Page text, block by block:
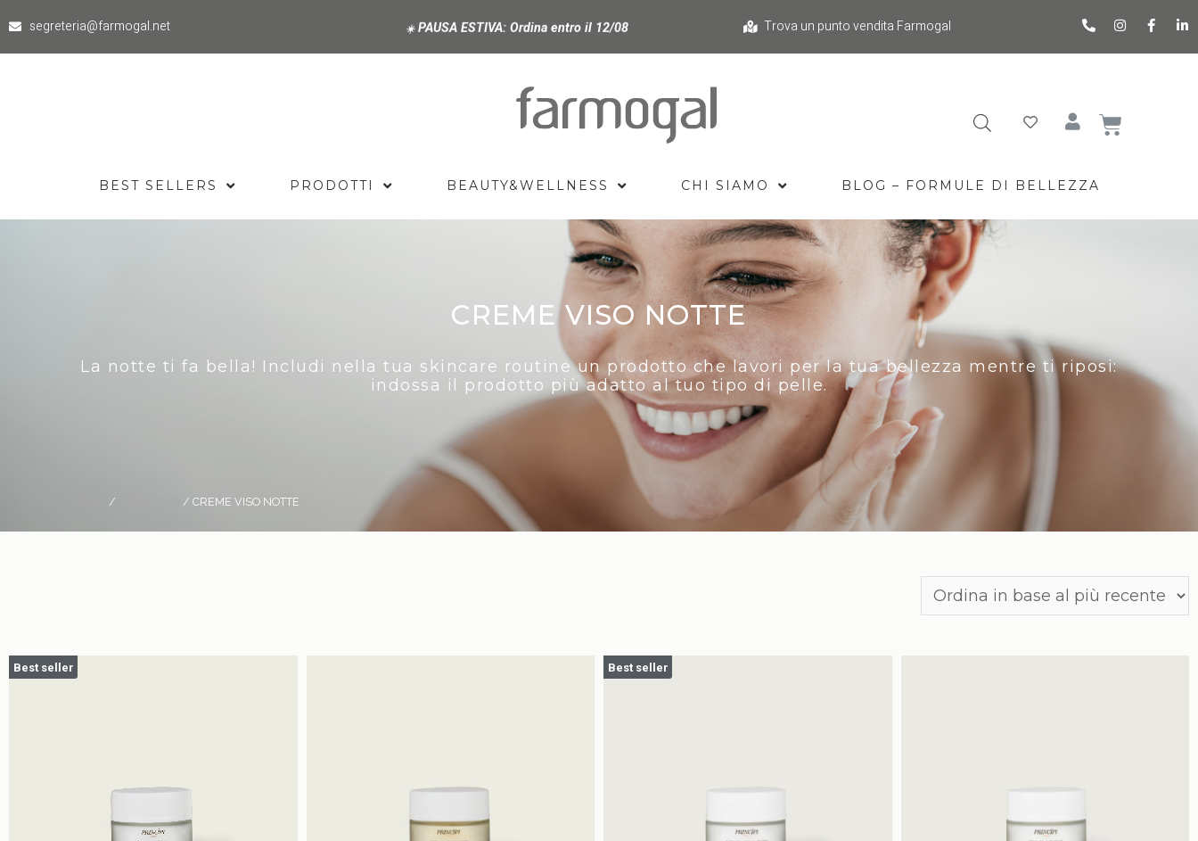
segreteria@farmogal.net ☀️PAUSA ESTIVA: Ordina entro il 12/08 Trova un punto vendita Farmogal
BEST SELLERS PRODOTTI BEAUTY&WELLNESS CHI SIAMO BLOG – FORMULE DI BELLEZZA
CREME VISO NOTTE
La notte ti fa bella! Includi nella tua skincare routine un prodotto che lavori per la tua bellezza mentre ti riposi:
indossa il prodotto più adatto al tuo tipo di pelle.
/ / CREME VISO NOTTE
Best seller Best seller